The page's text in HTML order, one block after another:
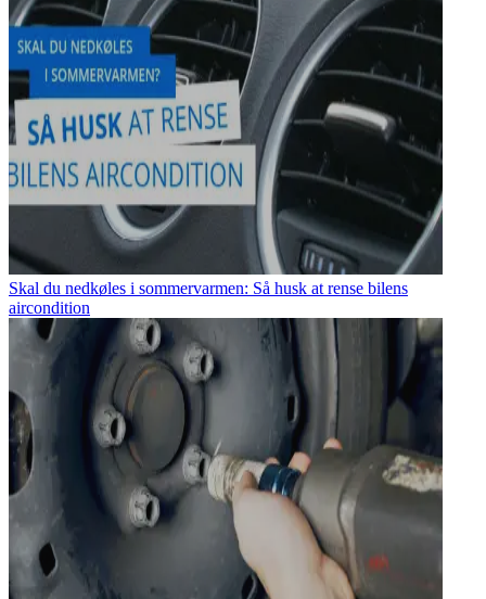
Skal du nedkøles i sommervarmen: Så husk at rense bilens
aircondition